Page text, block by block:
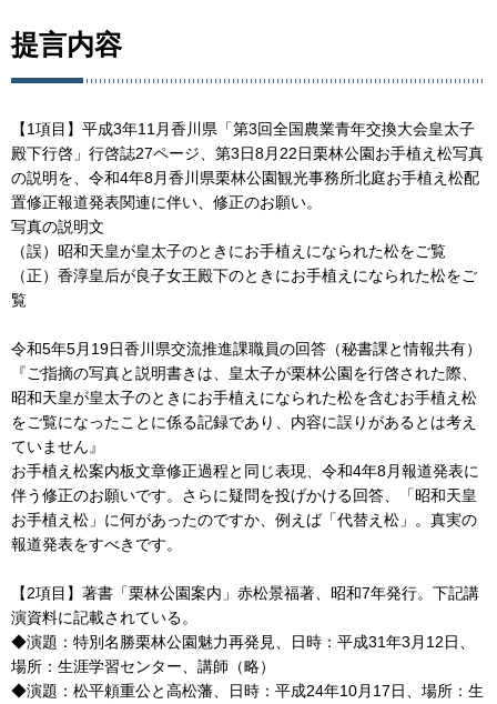
提言内容
【1項目】平成3年11月香川県「第3回全国農業青年交換大会皇太子
殿下行啓」行啓誌27ページ、第3日8月22日栗林公園お手植え松写真
の説明を、令和4年8月香川県栗林公園観光事務所北庭お手植え松配
置修正報道発表関連に伴い、修正のお願い。
写真の説明文
（誤）昭和天皇が皇太子のときにお手植えになられた松をご覧
（正）香淳皇后が良子女王殿下のときにお手植えになられた松をご
覧
令和5年5月19日香川県交流推進課職員の回答（秘書課と情報共有）
『ご指摘の写真と説明書きは、皇太子が栗林公園を行啓された際、
昭和天皇が皇太子のときにお手植えになられた松を含むお手植え松
をご覧になったことに係る記録であり、内容に誤りがあるとは考え
ていません』
お手植え松案内板文章修正過程と同じ表現、令和4年8月報道発表に
伴う修正のお願いです。さらに疑問を投げかける回答、「昭和天皇
お手植え松」に何があったのですか、例えば「代替え松」。真実の
報道発表をすべきです。
【2項目】著書「栗林公園案内」赤松景福著、昭和7年発行。下記講
演資料に記載されている。
◆演題：特別名勝栗林公園魅力再発見、日時：平成31年3月12日、
場所：生涯学習センター、講師（略）
◆演題：松平頼重公と高松藩、日時：平成24年10月17日、場所：生